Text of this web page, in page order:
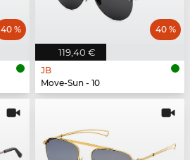
40 %
119,40 €
40 %
JB
Move-Sun - 10